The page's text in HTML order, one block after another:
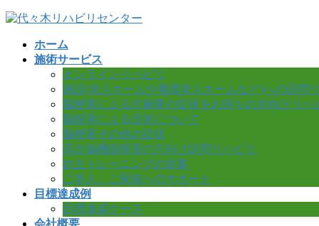
コ
ナ
ホーム
施術サービス
オンラインリハビリ
施設(老人ホームや養護老人ホームなど)への訪問
脳梗塞による片麻痺の症状をお持ちの方向けリハ
脳梗塞による症状について
脳梗塞その他の症状
高次脳機能障害の方向け訪問リハビリ
自主トレーニングの提案
ご本人、ご家族へのサポート
目標達成例
目標達成ケース
会社概要